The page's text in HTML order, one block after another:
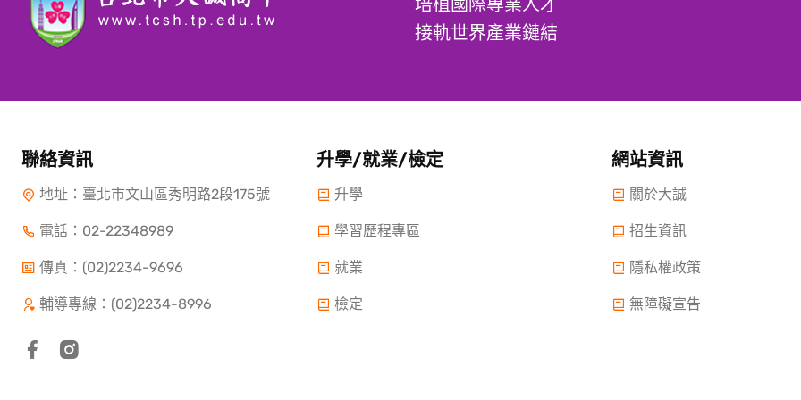
培植國際專業人才
接軌世界產業鏈結
聯絡資訊
地址：臺北市文山區秀明路2段175號
電話： 02-22348989
傳真：(02)2234-9696
輔導專線：(02)2234-8996
升學/就業/檢定
升學
學習歷程專區
就業
檢定
網站資訊
關於大誠
招生資訊
隱私權政策
無障礙宣告